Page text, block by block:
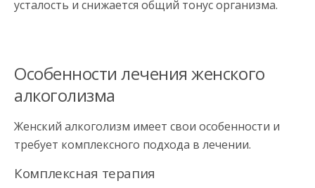
усталость и снижается общий тонус организма.
Особенности лечения женского
алкоголизма
Женский алкоголизм имеет свои особенности и
требует комплексного подхода в лечении.
Комплексная терапия